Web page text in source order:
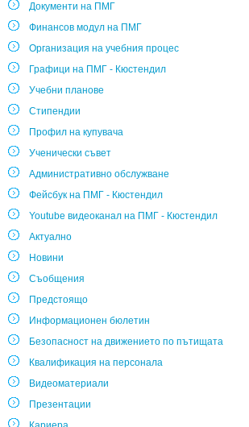
Документи на ПМГ
Финансов модул на ПМГ
Организация на учебния процес
Графици на ПМГ - Кюстендил
Учебни планове
Стипендии
Профил на купувача
Ученически съвет
Административно обслужване
Фейсбук на ПМГ - Кюстендил
Youtube видеоканал на ПМГ - Кюстендил
Актуално
Новини
Съобщения
Предстоящо
Информационен бюлетин
Безопасност на движението по пътищата
Квалификация на персонала
Видеоматериали
Презентации